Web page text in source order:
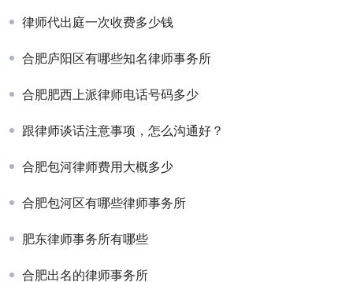
律师代出庭一次收费多少钱
合肥庐阳区有哪些知名律师事务所
合肥肥西上派律师电话号码多少
跟律师谈话注意事项，怎么沟通好？
合肥包河律师费用大概多少
合肥包河区有哪些律师事务所
肥东律师事务所有哪些
合肥出名的律师事务所